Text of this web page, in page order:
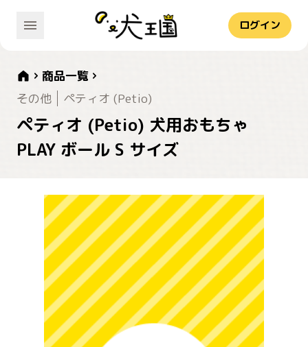
ログイン
商品一覧
その他
ペティオ (Petio)
ペティオ (Petio) 犬用おもちゃ
PLAY ボール S サイズ